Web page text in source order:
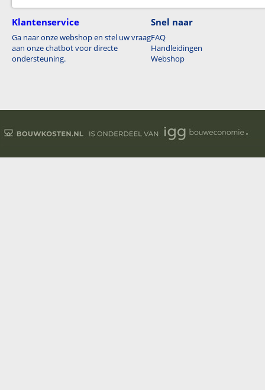
Klantenservice
Ga naar onze webshop en stel uw vraag
aan onze chatbot voor directe
ondersteuning.
Snel naar
FAQ
Handleidingen
Webshop